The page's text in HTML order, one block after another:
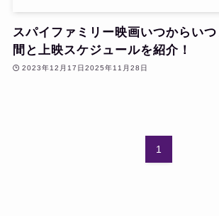
スパイファミリー映画いつからい
間と上映スケジュールを紹介！
2023年12月17日2025年11月28日
1